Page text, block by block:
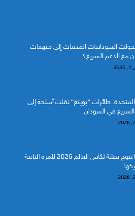
السودانيات المدنيات إلى متهمات
مع الدعم السريع؟
طائرات “بوينغ” نقلت أسلحة إلى
السريع في السودان
إسبانيا تتوج بطلة لكأس العالم 2026 للمرة الثانية